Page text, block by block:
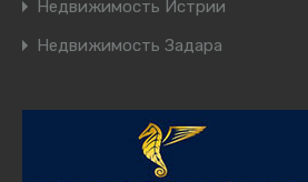
Недвижимость Истрии
Недвижимость Задара